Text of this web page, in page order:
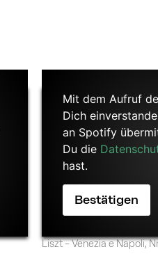
Mit dem Aufruf
Dich
an Spotify
Du die
hast.
Liszt – Venezia e Napoli,